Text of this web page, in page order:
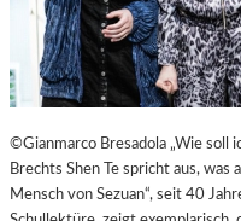
©Gianmarco Bresadola „Wie soll
Brechts Shen Te spricht aus,
Mensch von Sezuan“, seit 40